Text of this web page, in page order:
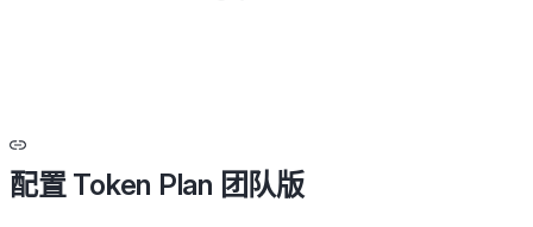
配置 Token Plan 团队版